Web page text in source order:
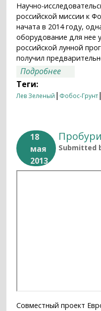
Научно-
российской миссии к
начата в 2014 году,
оборудование для нее
российской лунной
получил
Подробнее
Теги:
Лев Зеленый | Фобос-Грунт|
18
мая
2013
Submitted
Совместный проект